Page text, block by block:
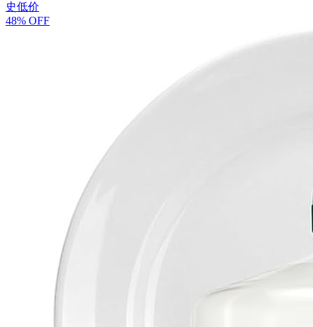
史低价
48% OFF